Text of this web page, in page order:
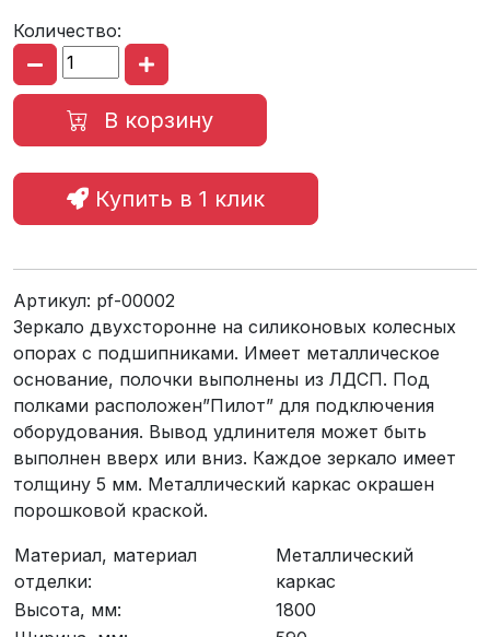
Количество:
В корзину
Купить в 1 клик
Артикул: pf-00002
Зеркало двухсторонне на силиконовых колесных
опорах с подшипниками. Имеет металлическое
основание, полочки выполнены из ЛДСП. Под
полками расположен”Пилот” для подключения
оборудования. Вывод удлинителя может быть
выполнен вверх или вниз. Каждое зеркало имеет
толщину 5 мм. Металлический каркас окрашен
порошковой краской.
Материал, материал
отделки:
Металлический
каркас
Высота, мм:
1800